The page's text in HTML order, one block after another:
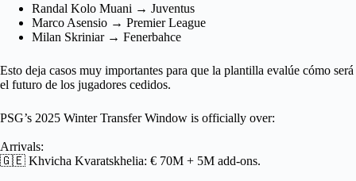
Randal Kolo Muani → Juventus
Marco Asensio → Premier League
Milan Skriniar → Fenerbahce
Esto deja casos muy importantes para que la plantilla evalúe cómo será
el futuro de los jugadores cedidos.
PSG’s 2025 Winter Transfer Window is officially over:
Arrivals:
🇬🇪 Khvicha Kvaratskhelia: € 70M + 5M add-ons.